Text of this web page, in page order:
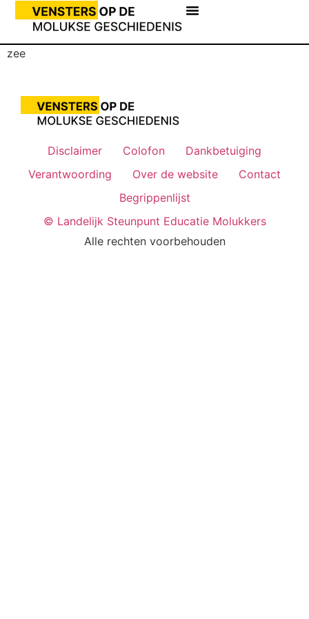
zee
Disclaimer Colofon
Dankbetuiging
Verantwoording
Over de website
Contact
Begrippenlijst
© Landelijk Steunpunt Educatie Molukkers
Alle rechten voorbehouden